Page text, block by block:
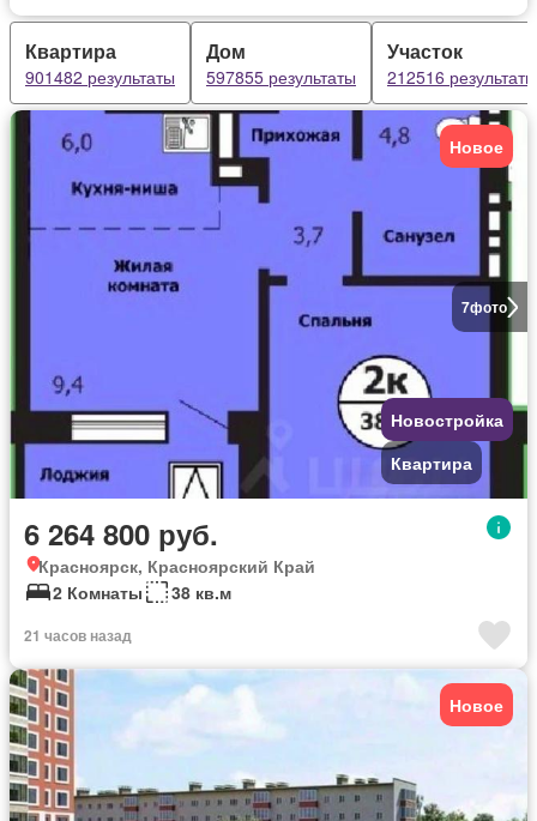
Квартира
901482 результаты
Дом
597855 результаты
Участок
212516 результаты
7фото
Новое
Новостройка
Квартира
6 264 800 руб.
Красноярск, Красноярский Край
2 Комнаты
38 кв.м
21 часов назад
Новое